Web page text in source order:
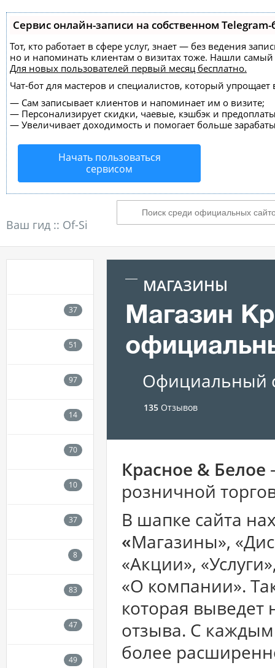
Сервис онлайн-записи на собственном Telegram-
Тот, кто работает в сфере услуг, знает — без ведения
но и напоминать клиентам о визитах тоже. Нашли
Для новых пользователей первый месяц бесплатно.
Чат-бот для мастеров и специалистов, который упрощает
— Сам записывает клиентов и напоминает им о визите;
— Персонализирует скидки, чаевые, кэшбэк и
— Увеличивает доходимость и помогает больше
Начать пользоваться
сервисом
Ваш гид :: Of-Si
МАГАЗИНЫ
Магазин
Официальный
135 Отзывов
Красное & Белое
розничной
В шапке сайта
«Магазины»,
«Акции»,
«О компании».
которая
отзыва. С
более